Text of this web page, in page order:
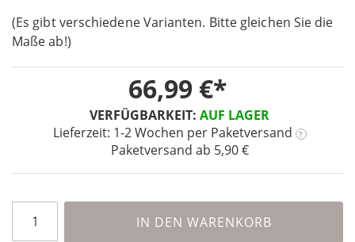
(Es gibt verschiedene Varianten. Bitte gleichen Sie die
Maße ab!)
VERFÜGBARKEIT: AUF LAGER
Lieferzeit: 1-2 Wochen per Paketversand ?
Paketversand ab 5,90 €
66,99 €
IN DEN WARENKORB
gallery